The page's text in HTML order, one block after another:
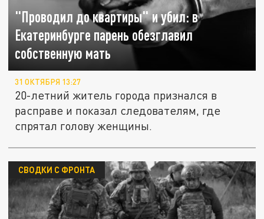
"Проводил до квартиры" и убил: в
Екатеринбурге парень обезглавил
собственную мать
31 ОКТЯБРЯ 13:27
20-летний житель города признался в
расправе и показал следователям, где
спрятал голову женщины.
СВОДКИ С ФРОНТА